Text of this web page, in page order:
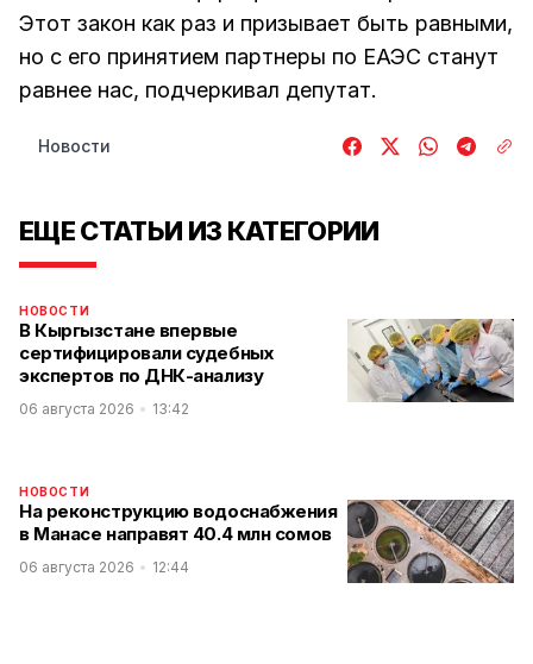
Этот закон как раз и призывает быть равными,
но с его принятием партнеры по ЕАЭС станут
равнее нас, подчеркивал депутат.
Новости
ЕЩЕ СТАТЬИ ИЗ КАТЕГОРИИ
НОВОСТИ
В Кыргызстане впервые
сертифицировали судебных
экспертов по ДНК-анализу
06 августа 2026 13:42
НОВОСТИ
На реконструкцию водоснабжения
в Манасе направят 40.4 млн сомов
06 августа 2026 12:44